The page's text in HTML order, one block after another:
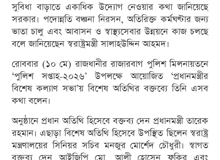
সুবিধা বাড়াতে একাধিক উদ্যোগ নেওয়ার কথা জানিয়েছে
সরকার। পদোন্নতি বঞ্চনা নিরসন, অতিরিক্ত কর্মঘণ্টার জন্য
ভাতা চালু এবং আবাসন ও স্বাস্থ্যসেবার উন্নয়নে কাজ চলছে
বলে জানিয়েছেন স্বরাষ্ট্রমন্ত্রী সালাহউদ্দিন আহমদ।
রোববার (১০ মে) রাজধানীর রাজারবাগ পুলিশ মিলনায়তনে
‘পুলিশ সপ্তাহ-২০২৬’ উপলক্ষে আয়োজিত ‘প্রধানমন্ত্রীর
বিশেষ কল্যাণ সভা’য় বিশেষ অতিথির বক্তব্যে তিনি এসব
কথা বলেন।
অনুষ্ঠানে প্রধান অতিথি হিসেবে বক্তব্য দেন প্রধানমন্ত্রী তারেক
রহমান। এছাড়া বিশেষ অতিথি হিসেবে উপস্থিত ছিলেন স্বরাষ্ট্র
মন্ত্রণালয়ের সিনিয়র সচিব মনজুর মোর্শেদ চৌধুরী। স্বাগত